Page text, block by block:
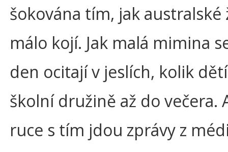
šokována tím, jak australské
málo kojí. Jak malá mimina
den ocitají v jeslích, kolik
školní družině až do večera.
ruce s tím jdou zprávy z